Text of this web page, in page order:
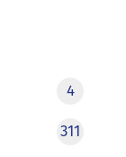
4
311